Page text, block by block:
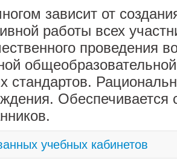
зависит от
работы всех
проведения
стандартов.
Обеспечивается
учебных кабинетов